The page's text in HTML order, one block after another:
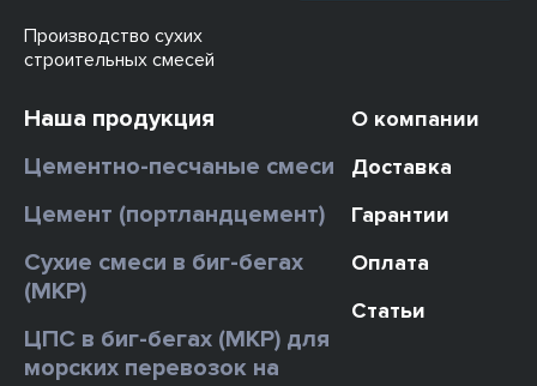
Производство сухих
строительных смесей
Наша продукция
Цементно-песчаные смеси
Цемент (портландцемент)
Сухие смеси в биг-бегах
(МКР)
ЦПС в биг-бегах (МКР) для
морских перевозок на
О компании
Доставка
Гарантии
Оплата
Статьи